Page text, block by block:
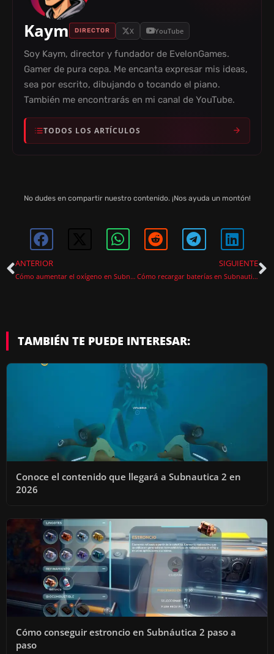
Kaym DIRECTOR X YouTube
Soy Kaym, director y fundador de EvelonGames.
Gamer de pura cepa. Me encanta expresar mis ideas,
sea por escrito, dibujando o tocando el piano.
También me encontrarás en mi canal de YouTube.
TODOS LOS ARTÍCULOS
No dudes en compartir nuestro contenido. ¡Nos ayuda un montón!
ANTERIOR
Cómo aumentar el oxígeno en Subnautica 2 y aguantar más tiempo bajo el agua
SIGUIENTE
Cómo recargar baterías en Subnautica 2
TAMBIÉN TE PUEDE INTERESAR:
Conoce el contenido que llegará a Subnautica 2 en
2026
Cómo conseguir estroncio en Subnáutica 2 paso a
paso